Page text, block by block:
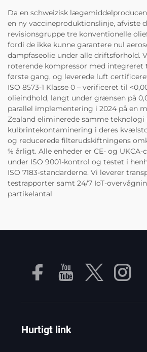
Da en schweizisk
en ny vaccineproduktionslinje, afviste
revisionsgruppe tre konventionelle
fordi de ikke kunne garantere nul
dampfaseolie under alle driftsforhold.
roterende kompressor med integreret
første gang, og leverede luft
ISO 8573-1 Klasse 0 – verificeret til
olieindhold, langt under grænsen på
parallel implementering i 2024 på en
Zealand eliminerede samme teknologi
kulbrintekontaminering i deres
og reducerede filterudskiftningens
% årligt. Alle enheder er CE- og
under ISO 9001-kontrol og testet i
ISO 7183-standarderne. Vi leverer
testrapporter samt 24/7 IoT-
partikelantal
Hurtigt link